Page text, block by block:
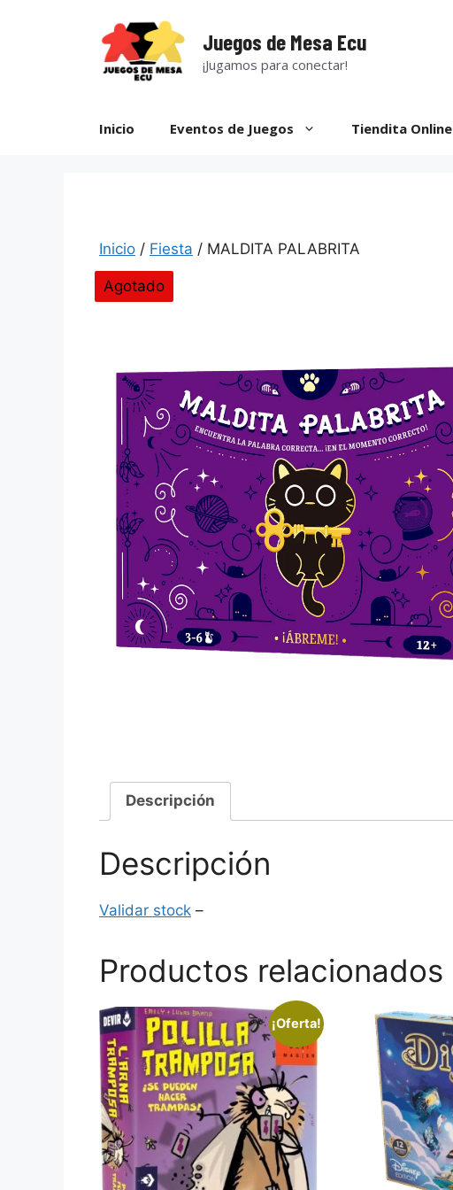
Juegos de Mesa Ecu
¡Jugamos para conectar!
Inicio Eventos de Juegos Tiendita Online
Inicio / Fiesta / MALDITA PALABRITA
Agotado
Descripción
Descripción
Validar stock –
Productos relacionados
¡Oferta!